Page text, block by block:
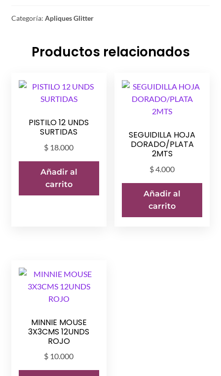
Y
Categoría: Apliques Glitter
Productos relacionados
PISTILO 12 UNDS
SURTIDAS
$ 18.000
Añadir al
carrito
SEGUIDILLA HOJA
DORADO/PLATA
2MTS
$4.000
Añadir al
carrito
MINNIE MOUSE
3X3CMS 12UNDS
ROJO
$ 10.000